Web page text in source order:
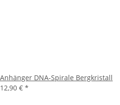
Anhänger DNA-Spirale Bergkristall
12,90 € *